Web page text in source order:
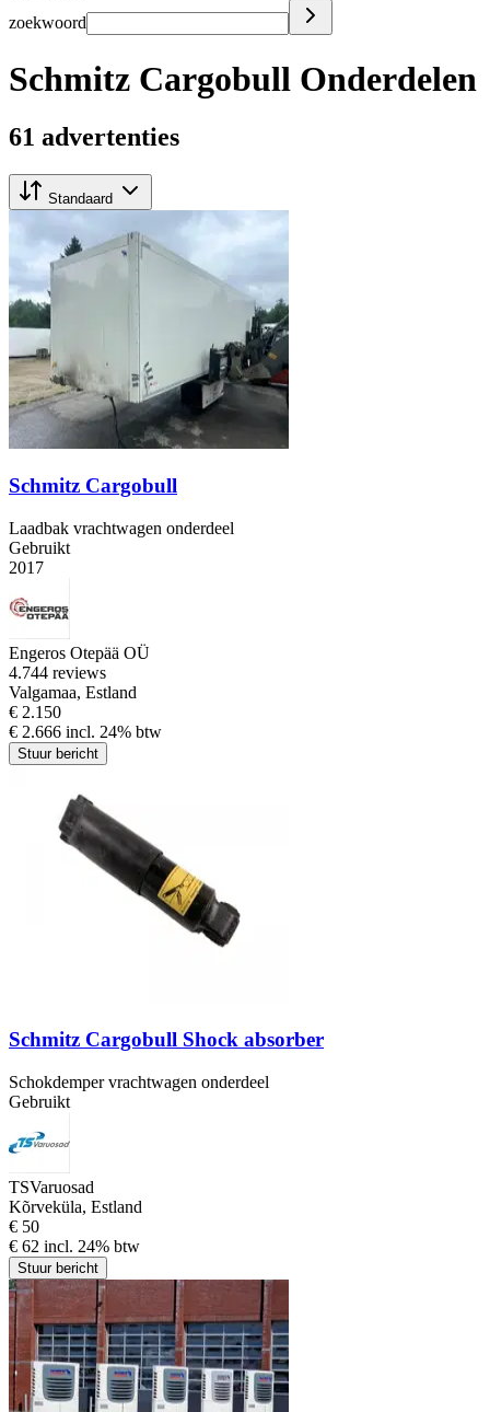
zoekwoord
Schmitz Cargobull Onderdelen
61 advertenties
Standaard
Schmitz Cargobull
Laadbak vrachtwagen onderdeel
Gebruikt
2017
Engeros Otepää OÜ
4.744 reviews
Valgamaa, Estland
€ 2.150
€ 2.666 incl. 24% btw
Stuur bericht
Schmitz Cargobull Shock absorber
Schokdemper vrachtwagen onderdeel
Gebruikt
TSVaruosad
Kõrveküla, Estland
€ 50
€ 62 incl. 24% btw
Stuur bericht